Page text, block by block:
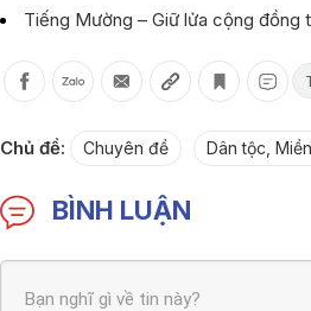
Tiếng Mường – Giữ lửa cộng đồng
Chủ đề: Chuyên đề Dân tộc,
BÌNH LUẬN